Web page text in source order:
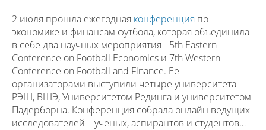
2 июля прошла ежегодная конференция по
экономике и финансам футбола, которая объединила
в себе два научных мероприятия - 5th Eastern
Conference on Football Economics и 7th Western
Conference on Football and Finance. Ее
организаторами выступили четыре университета –
РЭШ, ВШЭ, Университетом Рединга и университетом
Падерборна. Конференция собрала онлайн ведущих
исследователей – ученых, аспирантов и студентов…